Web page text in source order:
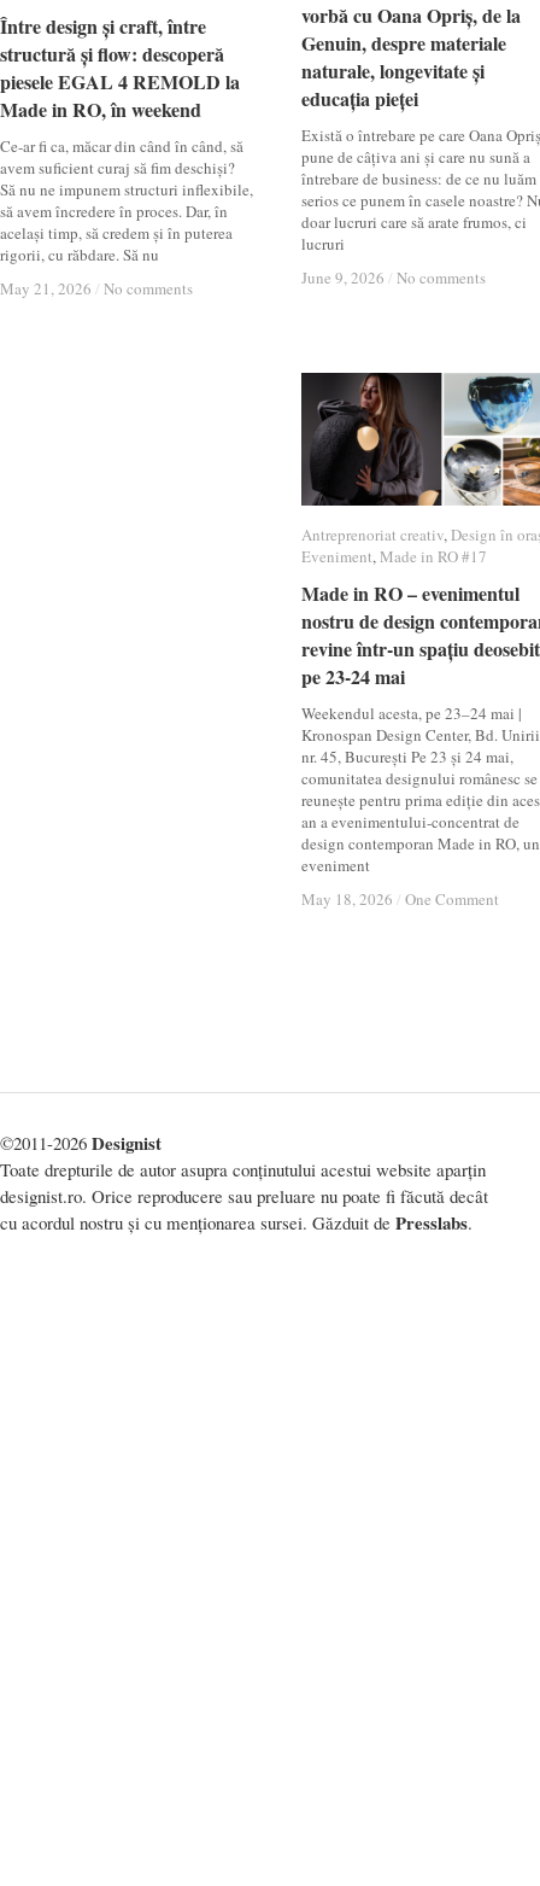
vorbă cu Oana Opriș, de la
Genuin, despre materiale
naturale, longevitate și
educația pieței
Există o întrebare pe care Oana
pune de câțiva ani și care nu sună a
întrebare de business: de ce nu
serios ce punem în casele noastre?
doar lucruri care să arate frumos, ci
lucruri
June 9, 2026 / No comments
vorbă cu Oana Opriș, de la
Genuin, despre materiale
naturale, longevitate și
educația pieței
June 9, 2026 / No comments
Între design și craft, între
structură și flow: descoperă
piesele EGAL 4 REMOLD la
Made in RO, în weekend
Ce-ar fi ca, măcar din când în când, să
avem suficient curaj să fim deschiși?
Să nu ne impunem structuri inflexibile,
să avem încredere în proces. Dar, în
același timp, să credem și în puterea
rigorii, cu răbdare. Să nu
May 21, 2026 / No comments
Între design și craft, între
structură și flow: descoperă
piesele EGAL 4 REMOLD la
Made in RO, în weekend
May 21, 2026 / No comments
Antreprenoriat creativ,Design în
Eveniment,Made in RO #17
Made in RO – evenimentul
nostru de design
revine într-un spațiu
pe 23-24 mai
Weekendul acesta, pe 23–24 mai |
Kronospan Design Center, Bd. Unirii
nr. 45, București Pe 23 și 24 mai,
comunitatea designului românesc se
reunește pentru prima ediție din
an a evenimentului-concentrat de
design contemporan Made in RO, un
eveniment
May 18, 2026 / One Comment
Antreprenoriat creativ Design în
Eveniment Made in RO #17
Made in RO – evenimentul
nostru de design
revine într-un spațiu
pe 23-24 mai
May 18, 2026 / One Comment
©2011-2026 Designist
Toate drepturile de autor asupra conținutului acestui website aparțin
designist.ro. Orice reproducere sau preluare nu poate fi făcută decât
cu acordul nostru și cu menționarea sursei. Găzduit de Presslabs.